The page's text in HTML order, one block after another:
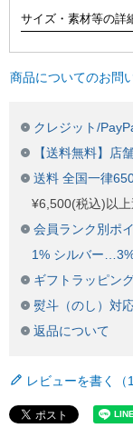
サイズ・素材等の詳
商品についてのお問
クレジット/
【送料無料】店
送料 全国一律
¥6,500(税込)以
会員ランク別ポ
1% シルバー
ギフトラッピン
熨斗（のし）対
返品について
レビューを書く（